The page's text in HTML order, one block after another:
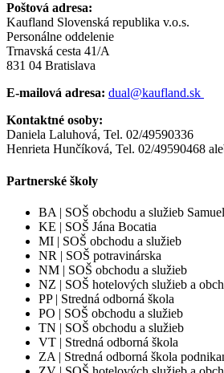
Poštová adresa:
Kaufland Slovenská republika v.o.s.
Personálne oddelenie
Trnavská cesta 41/A
831 04 Bratislava
E-mailová adresa: dual@kaufland.sk
Kontaktné osoby:
Daniela Laluhová, Tel. 02/49590336
Henrieta Hunčíková, Tel. 02/49590468
Partnerské školy
BA | SOŠ obchodu a služieb
KE | SOŠ Jána Bocatia
MI | SOŠ obchodu a služieb
NR | SOŠ potravinárska
NM | SOŠ obchodu a služieb
NZ | SOŠ hotelových služieb a
PP | Stredná odborná škola
PO | SOŠ obchodu a služieb
TN | SOŠ obchodu a služieb
VT | Stredná odborná škola
ZA | Stredná odborná škola